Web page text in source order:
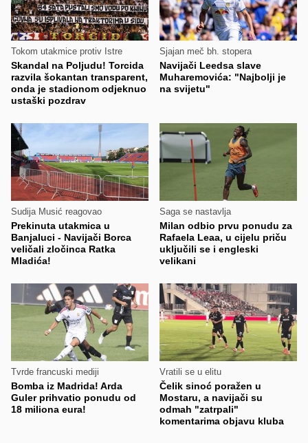
Tokom utakmice protiv Istre
Skandal na Poljudu! Torcida
razvila šokantan transparent,
onda je stadionom odjeknuo
ustaški pozdrav
Sjajan meč bh. stopera
Navijači Leedsa slave
Muharemovića: "Najbolji je
na svijetu"
Sudija Musić reagovao
Prekinuta utakmica u
Banjaluci - Navijači Borca
veličali zločinca Ratka
Mladića!
Saga se nastavlja
Milan odbio prvu ponudu za
Rafaela Leaa, u cijelu priču
uključili se i engleski
velikani
Tvrde francuski mediji
Bomba iz Madrida! Arda
Guler prihvatio ponudu od
18 miliona eura!
Vratili se u elitu
Čelik sinoć poražen u
Mostaru, a navijači su
odmah "zatrpali"
komentarima objavu kluba